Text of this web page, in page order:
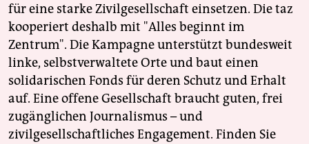
für eine starke Zivilgesellschaft einsetzen. Die taz
kooperiert deshalb mit "Alles beginnt im
Zentrum". Die Kampagne unterstützt bundesweit
linke, selbstverwaltete Orte und baut einen
solidarischen Fonds für deren Schutz und Erhalt
auf. Eine offene Gesellschaft braucht guten, frei
zugänglichen Journalismus – und
zivilgesellschaftliches Engagement. Finden Sie